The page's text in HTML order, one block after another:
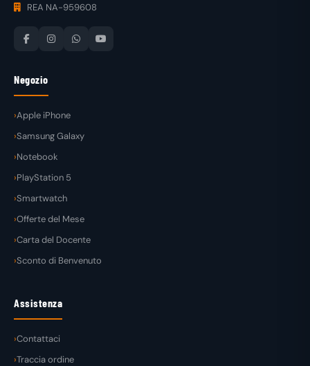
REA NA-959608
Negozio
Apple iPhone
Samsung Galaxy
Notebook
PlayStation 5
Smartwatch
Offerte del Mese
Carta del Docente
Sconto di Benvenuto
Assistenza
Contattaci
Traccia ordine